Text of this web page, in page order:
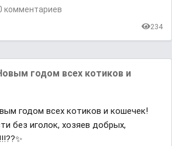
комментариев
234
годом всех котиков и
годом всех котиков и кошечек!
без иголок, хозяев добрых,